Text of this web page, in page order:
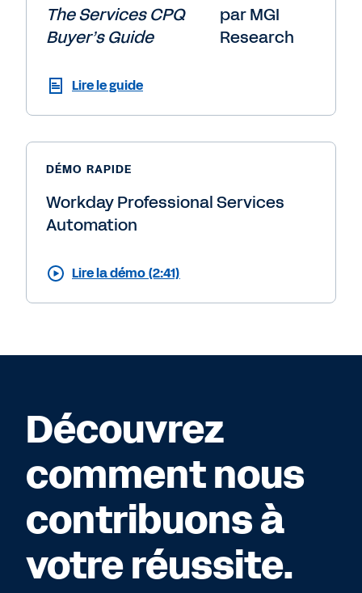
The Services CPQ
Buyer’s Guide
par MGI
Research
Lire le guide
DÉMO RAPIDE
Workday Professional Services
Automation
Lire la démo (2:41)
Découvrez
comment nous
contribuons à
votre réussite.